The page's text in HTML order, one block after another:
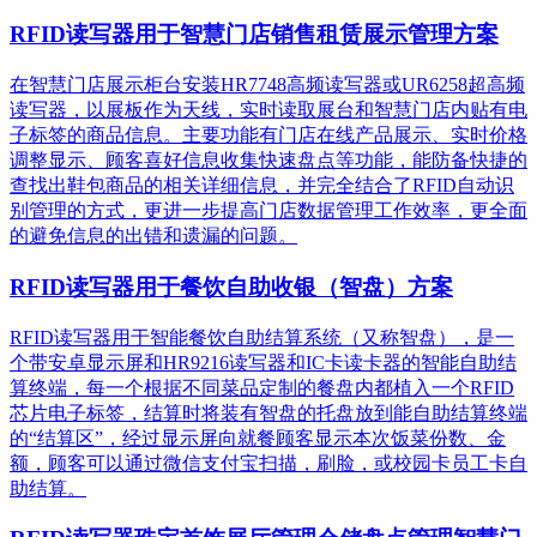
RFID读写器用于智慧门店销售租赁展示管理方案
在智慧门店展示柜台安装HR7748高频读写器或UR6258超高频
读写器，以展板作为天线，实时读取展台和智慧门店内贴有电
子标签的商品信息。主要功能有门店在线产品展示、实时价格
调整显示、顾客喜好信息收集快速盘点等功能，能防备快捷的
查找出鞋包商品的相关详细信息，并完全结合了RFID自动识
别管理的方式，更进一步提高门店数据管理工作效率，更全面
的避免信息的出错和遗漏的问题。
RFID读写器用于餐饮自助收银（智盘）方案
RFID读写器用于智能餐饮自助结算系统（又称智盘），是一
个带安卓显示屏和HR9216读写器和IC卡读卡器的智能自助结
算终端，每一个根据不同菜品定制的餐盘内都植入一个RFID
芯片电子标签，结算时将装有智盘的托盘放到能自助结算终端
的“结算区”，经过显示屏向就餐顾客显示本次饭菜份数、金
额，顾客可以通过微信支付宝扫描，刷脸，或校园卡员工卡自
助结算。